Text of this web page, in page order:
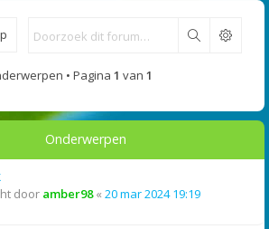
Zoek
• Pagina 1 van 1
Onderwerpen
door amber98« 20 mar 2024 19:19